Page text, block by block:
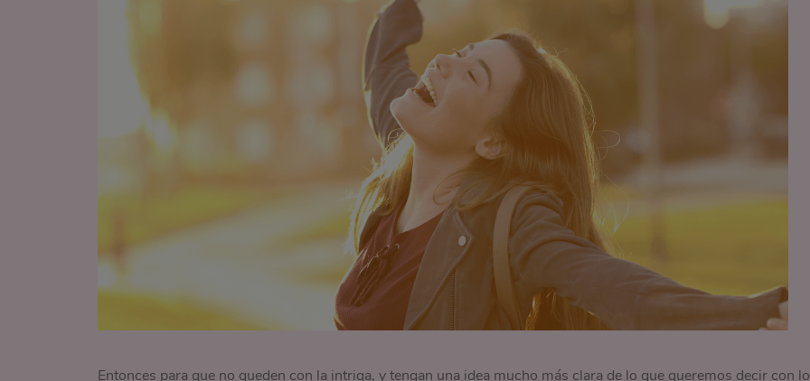
Entonces para que no queden con la intriga, y tengan una idea mucho más clara de lo que queremos decir con